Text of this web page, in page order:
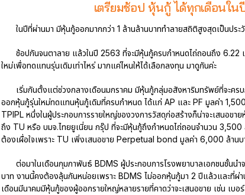
เตรียมช้อป หุ้นกู้ ได้ทุกเดือนใน
ในปีที่ผ่านมา มีหุ้นกู้ออกมากกว่า 1 ล้านล้านบาททำลายสถิติสูงสุดเป็นปร
ช้อปกันจนตาลาย แล้วในปี 2563 ที่จะมีหุ้นกู้ครบกำหนดไถ่ถอนถึง 6.22
ใหม่เพื่อทดแทนรุ่นเดิมเท่าไหร่ มากแค่ไหนให้ได้เลือกลงทุน มาดูกันค่ะ
เริ่มกันตั้งแต่ช่วงกลางเดือนมกราคม มีหุ้นกู้กลุ่มอสังหาริมทรัพย์ที่จะคร
ออกหุ้นกู้รุ่นใหม่ทดแทนหุ้นกู้เดิมที่ครบกำหนด ได้แก่ AP และ PF มูลค่า
TPIPL หนึ่งในผู้ประกอบการรายใหญ่ของวงการวัสดุก่อสร้างก็น่าจะเสนอขา
ถึง TU หรือ บมจ.ไทยยูเนี่ยน กรุ๊ป ที่จะมีหุ้นกู้ถึงกำหนดไถ่ถอนจำนวน 3,500
ต้องเผื่อใจเพราะ TU เพิ่งเสนอขาย Perpetual bond มูลค่า 6,000 ล้าน
ต่อมาในเดือนกุมภาพันธ์ BDMS ผู้ประกอบการโรงพยาบาลเอกชนชั้นน
บาท งานนี้คงต้องลุ้นกันหน่อยเพราะ BDMS ไม่ออกหุ้นกู้มา 2 ปีแล้วและที่ผ่
เดือนมีนาคมมีหุ้นกู้ของผู้ออกรายใหญ่หลายรายที่คาดว่าจะเสนอขาย เช่น เบ